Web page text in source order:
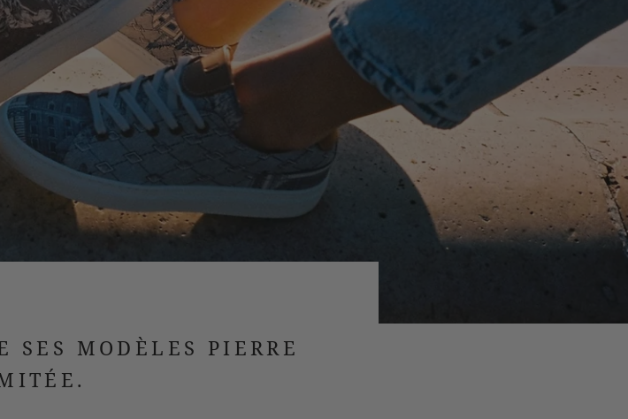
SES MODÈLES PIERRE